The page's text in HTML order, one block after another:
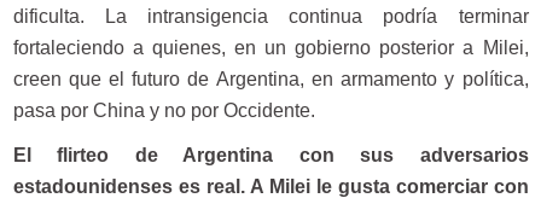
dificulta. La intransigencia continua podría terminar
fortaleciendo a quienes, en un gobierno posterior a Milei,
creen que el futuro de Argentina, en armamento y política,
pasa por China y no por Occidente.
El flirteo de Argentina con sus adversarios
estadounidenses es real. A Milei le gusta comerciar con